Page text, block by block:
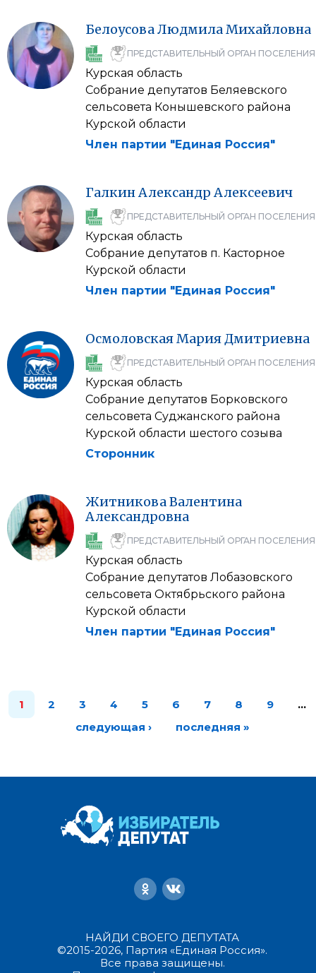
БелоусоваЛюдмилаМихайловна
ПРЕДСТАВИТЕЛЬНЫЙ ОРГАН ПОСЕЛЕНИЯ
Курская область
Собрание депутатов Беляевского
сельсовета Конышевского района
Курской области
Член партии "Единая Россия"
ГалкинАлександр Алексеевич
ПРЕДСТАВИТЕЛЬНЫЙ ОРГАН ПОСЕЛЕНИЯ
Курская область
Собрание депутатов п. Касторное
Курской области
Член партии "Единая Россия"
ОсмоловскаяМарияДмитриевна
ПРЕДСТАВИТЕЛЬНЫЙ ОРГАН ПОСЕЛЕНИЯ
Курская область
Собрание депутатов Борковского
сельсовета Суджанского района
Курской области шестого созыва
Сторонник
ЖитниковаВалентина
Александровна
ПРЕДСТАВИТЕЛЬНЫЙ ОРГАН ПОСЕЛЕНИЯ
Курская область
Собрание депутатов Лобазовского
сельсовета Октябрьского района
Курской области
Член партии "Единая Россия"
1 2 3 4 5 6 7 8 9
…
следующая ›
последняя »
НАЙДИ СВОЕГО ДЕПУТАТА
©2015-2026, Партия «Единая Россия».
Все права защищены.